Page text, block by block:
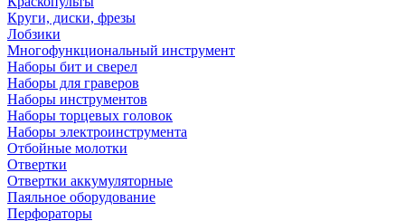
Круги, диски, фрезы
Лобзики
Многофункциональный инструмент
Наборы бит и сверел
Наборы для граверов
Наборы инструментов
Наборы торцевых головок
Наборы электроинструмента
Отбойные молотки
Отвертки
Отвертки аккумуляторные
Паяльное оборудование
Перфораторы